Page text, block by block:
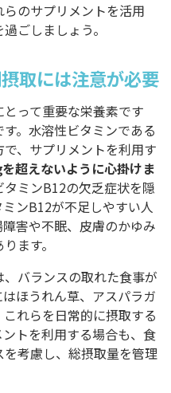
のサプリメントを活用
ごしましょう。
取には注意が必要
って重要な栄養素です
。水溶性ビタミンである
、サプリメントを利用す
超えないように心掛けま
ミンB12の欠乏症状を隠
ンB12が不足しやすい人
害や不眠、皮膚のかゆみ
ます。
バランスの取れた食事が
ほうれん草、アスパラガ
れらを日常的に摂取する
トを利用する場合も、食
考慮し、総摂取量を管理